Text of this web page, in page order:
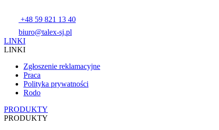
+48 59 821 13 40
biuro@talex-sj.pl
LINKI
LINKI
Zgłoszenie reklamacyjne
Praca
Polityka prywatności
Rodo
PRODUKTY
PRODUKTY